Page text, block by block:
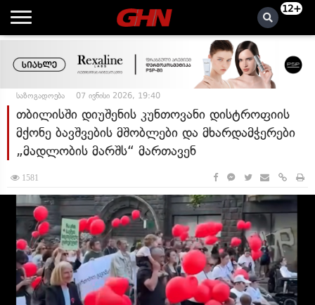
12+
საზოგადოება 07 ივნისი 2026, 19:40
თბილისში დიუშენის კუნთოვანი დისტროფიის
მქონე ბავშვების მშობლები და მხარდამჭერები
„მადლობის მარშს“ მართავენ
1581